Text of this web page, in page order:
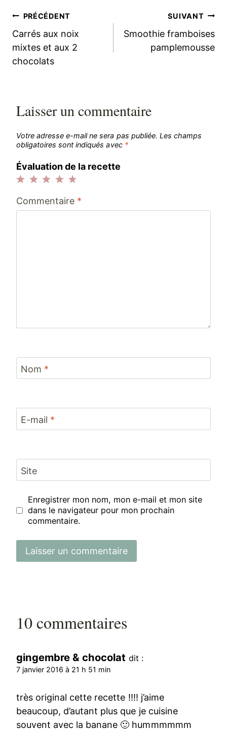
Navigation
de
l’article
PRÉCÉDENT
Carrés aux noix
mixtes et aux 2
chocolats
SUIVANT
Smoothie framboises
pamplemousse
Laisser un commentaire
Votre adresse e-mail ne sera pas publiée. Les champs
obligatoires sont indiqués avec *
Évaluation de la recette
étoiles
étoiles
étoiles
étoiles
étoile
Commentaire *
Nom *
E-mail *
Site
Enregistrer mon nom, mon e-mail et mon site
dans le navigateur pour mon prochain
commentaire.
10 commentaires
gingembre & chocolat dit :
7 janvier 2016 à 21 h 51 min
très original cette recette !!!! j’aime
beaucoup, d’autant plus que je cuisine
souvent avec la banane 🙂 hummmmmm